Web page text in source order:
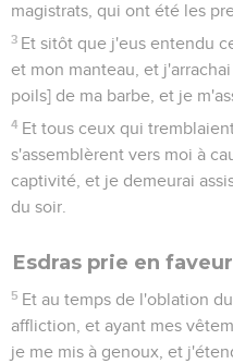
magistrats, qui ont été les
3 Et sitôt que j'eus entendu
et mon manteau, et
poils] de ma barbe, et je
4 Et tous ceux qui
s'assemblèrent vers moi à
captivité, et je demeurai
du soir.
Esdras prie en
5 Et au temps de l'oblation
affliction, et ayant mes
je me mis à genoux, et